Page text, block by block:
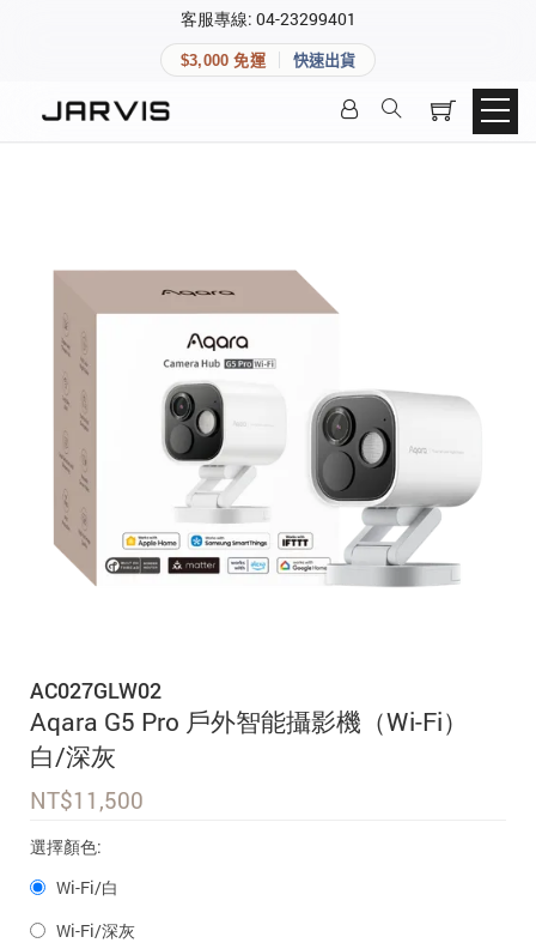
客服專線: 04-23299401
$3,000 免運 快速出貨
AC027GLW02
Aqara G5 Pro 戶外智能攝影機（Wi-Fi）
白/深灰
NT$11,500
選擇顏色:
Wi-Fi/白
Wi-Fi/深灰
快速連結
精品家電
登入後可查看訂單、會員資料與收藏清單。
登入會員
建立新帳號
快速連結
追蹤我的訂單
會員資料管理
加入 JARVIS VIP